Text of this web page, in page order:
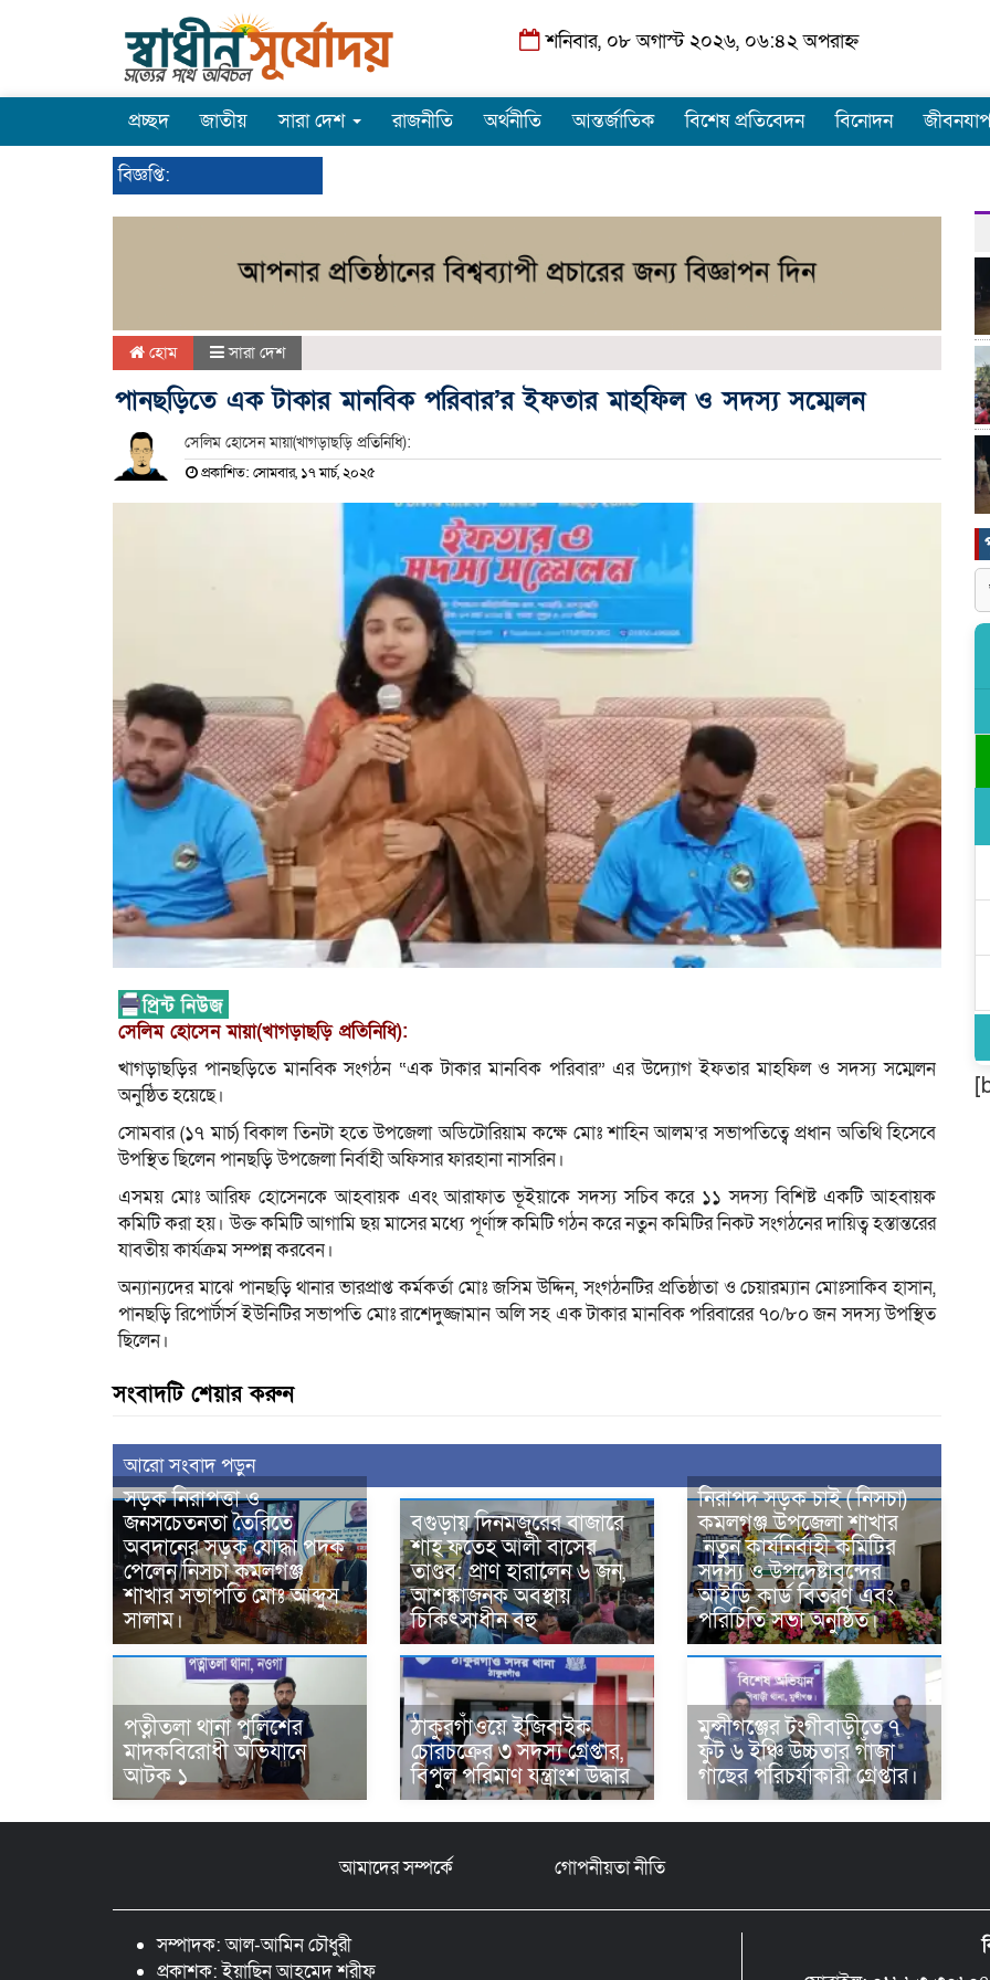
শনিবার, ০৮ অগাস্ট ২০২৬, ০৬:৪২ অপরাহ্ন
প্রচ্ছদ জাতীয় সারা দেশ রাজনীতি অর্থনীতি আন্তর্জাতিক বিশেষ প্রতিবেদন বিনোদন
বিজ্ঞপ্তি:
হোম সারা দেশ
পানছড়িতে এক টাকার মানবিক পরিবার’র ইফতার মাহফিল ও সদস্য সম্মেলন
সেলিম হোসেন মায়া(খাগড়াছড়ি প্রতিনিধি):
প্রকাশিত: সোমবার, ১৭ মার্চ, ২০২৫
সেলিম হোসেন মায়া(খাগড়াছড়ি প্রতিনিধি):
খাগড়াছড়ির পানছড়িতে মানবিক সংগঠন “এক টাকার মানবিক পরিবার” এর উদ্যোগ ইফতার মাহফিল ও সদস্য সম্মেলন
অনুষ্ঠিত হয়েছে।
সোমবার (১৭ মার্চ) বিকাল তিনটা হতে উপজেলা অডিটোরিয়াম কক্ষে মোঃ শাহিন আলম’র সভাপতিত্বে প্রধান অতিথি হিসেবে
উপস্থিত ছিলেন পানছড়ি উপজেলা নির্বাহী অফিসার ফারহানা নাসরিন।
এসময় মোঃ আরিফ হোসেনকে আহবায়ক এবং আরাফাত ভূইয়াকে সদস্য সচিব করে ১১ সদস্য বিশিষ্ট একটি আহবায়ক
কমিটি করা হয়। উক্ত কমিটি আগামি ছয় মাসের মধ্যে পূর্ণাঙ্গ কমিটি গঠন করে নতুন কমিটির নিকট সংগঠনের দায়িত্ব হস্তান্তরের
যাবতীয় কার্যক্রম সম্পন্ন করবেন।
অন্যান্যদের মাঝে পানছড়ি থানার ভারপ্রাপ্ত কর্মকর্তা মোঃ জসিম উদ্দিন, সংগঠনটির প্রতিষ্ঠাতা ও চেয়ারম্যান মোঃসাকিব হাসান,
পানছড়ি রিপোর্টার্স ইউনিটির সভাপতি মোঃ রাশেদুজ্জামান অলি সহ এক টাকার মানবিক পরিবারের ৭০/৮০ জন সদস্য উপস্থিত
ছিলেন।
সংবাদটি শেয়ার করুন
আরো সংবাদ পড়ুন
সড়ক নিরাপত্তা ও
জনসচেতনতা তৈরিতে
অবদানের সড়ক যোদ্ধা পদক
পেলেন নিসচা কমলগঞ্জ
শাখার সভাপতি মোঃ আব্দুস
সালাম।
বগুড়ায় দিনমজুরের বাজারে
শাহ্ ফতেহ আলী বাসের
তাণ্ডব: প্রাণ হারালেন ৬ জন,
আশঙ্কাজনক অবস্থায়
চিকিৎসাধীন বহু
নিরাপদ সড়ক চাই ( নিসচা)
কমলগঞ্জ উপজেলা শাখার
নতুন কার্যনির্বাহী কমিটির
সদস্য ও উপদেষ্টাবৃন্দের
আইডি কার্ড বিতরণ এবং
পরিচিতি সভা অনুষ্ঠিত।
পত্নীতলা থানা পুলিশের
মাদকবিরোধী অভিযানে
আটক ১
ঠাকুরগাঁওয়ে ইজিবাইক
চোরচক্রের ৩ সদস্য গ্রেপ্তার,
বিপুল পরিমাণ যন্ত্রাংশ উদ্ধার ‎
মুন্সীগঞ্জের টংগীবাড়ীতে ৭
ফুট ৬ ইঞ্চি উচ্চতার গাঁজা
গাছের পরিচর্যাকারী গ্রেপ্তার।
আমাদের সম্পর্কে গোপনীয়তা নীতি
সম্পাদক: আল-আমিন চৌধুরী
প্রকাশক: ইয়াছিন আহমেদ শরীফ